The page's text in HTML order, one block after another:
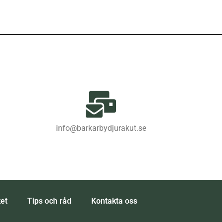
info@barkarbydjurakut.se
Tips och råd Kontakta oss